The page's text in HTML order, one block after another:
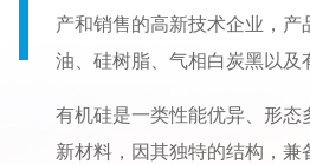
产和销售的高新技术企业，产
油、硅树脂、气相白炭黑以及
有机硅是一类性能优异、形态
新材料，因其独特的结构，兼